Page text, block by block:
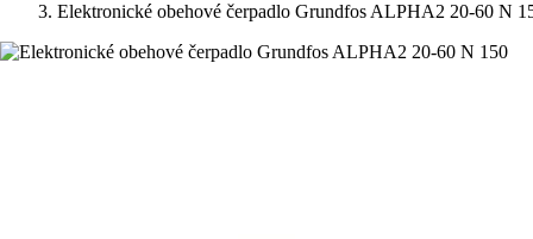
Elektronické obehové čerpadlo Grundfos ALPHA2 20-60 N